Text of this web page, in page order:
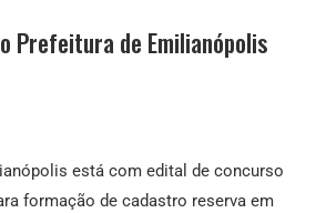
Prefeitura de Emilianópolis
está com edital de concurso
formação de cadastro reserva em